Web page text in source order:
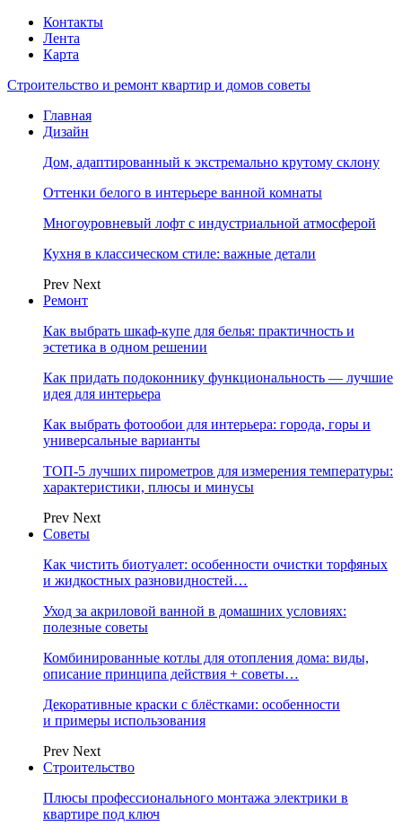
Контакты
Лента
Карта
Строительство и ремонт квартир и домов советы
Главная
Дизайн
Дом, адаптированный к экстремально крутому склону
Оттенки белого в интерьере ванной комнаты
Многоуровневый лофт с индустриальной атмосферой
Кухня в классическом стиле: важные детали
Prev Next
Ремонт
Как выбрать шкаф-купе для белья: практичность и
эстетика в одном решении
Как придать подоконнику функциональность — лучшие
идея для интерьера
Как выбрать фотообои для интерьера: города, горы и
универсальные варианты
ТОП-5 лучших пирометров для измерения температуры:
характеристики, плюсы и минусы
Prev Next
Советы
Как чистить биотуалет: особенности очистки торфяных
и жидкостных разновидностей…
Уход за акриловой ванной в домашних условиях:
полезные советы
Комбинированные котлы для отопления дома: виды,
описание принципа действия + советы…
Декоративные краски с блёстками: особенности
и примеры использования
Prev Next
Строительство
Плюсы профессионального монтажа электрики в
квартире под ключ